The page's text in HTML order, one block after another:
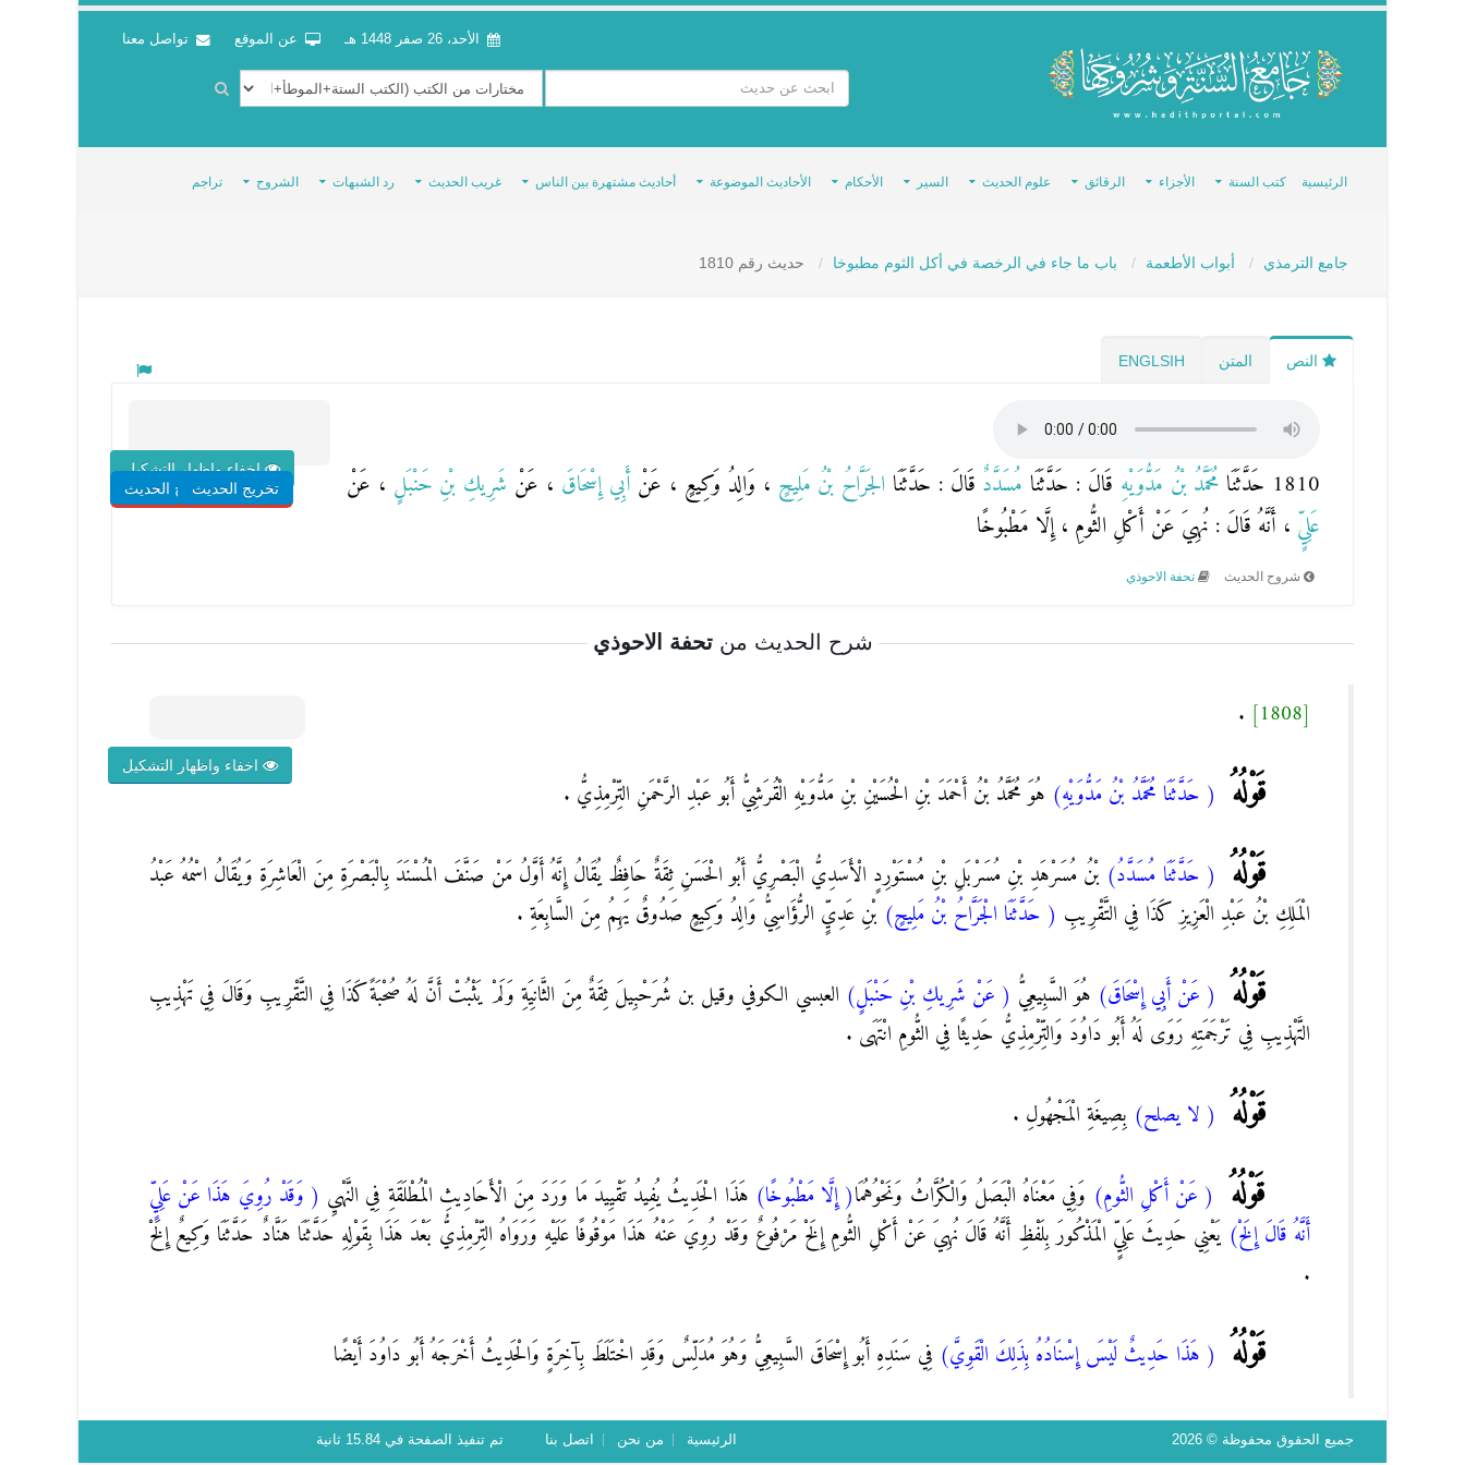
الأحد، 26 صفر 1448 هـ عن الموقع تواصل معنا
الرئيسية كتب السنة الأجزاء الرقائق علوم الحديث السير الأحكام الأحاديث الموضوعة أحاديث مشتهرة بين الناس غريب الحديث رد الشبهات الشروح تراجم
جامع الترمذي أبواب الأطعمة باب ما جاء في الرخصة في أكل الثوم مطبوخا حديث رقم 1810
النص المتن ENGLSIH
1810 حَدَّثَنَا مُحَمَّدُ بْنُ مَدُّوَيْهِ قَالَ : حَدَّثَنَا مُسَدَّدٌ قَالَ : حَدَّثَنَا الجَرَّاحُ بْنُ مَلِيحٍ ، وَالِدُ وَكِيعٍ ، عَنْ أَبِي إِسْحَاقَ ، عَنْ شَرِيكِ بْنِ حَنْبَلٍ ، عَنْ
عَلِيٍّ ، أَنَّهُ قَالَ : نُهِيَ عَنْ أَكْلِ الثُّومِ ، إِلَّا مَطْبُوخًا
اخفاء واظهار التشكيل
تخريج الحديثشروح الحديث
شروح الحديث تحفة الاحوذي
شرح الحديث منتحفة الاحوذي
اخفاء واظهار التشكيل
[1808]
.
قَوْلُهُ ( حَدَّثَنَا مُحَمَّدُ بْنُ مَدُّوَيْهِ) هُوَ مُحَمَّدُ بْنُ أَحْمَدَ بْنِ الْحُسَيْنِ بْنِ مَدُّوَيْهِ الْقُرَشِيُّ أَبُو عَبْدِ الرَّحْمَنِ التِّرْمِذِيُّ .
قَوْلُهُ ( حَدَّثَنَا مُسَدَّدُ) بْنُ مُسَرْهَدِ بْنِ مُسَرْبَلِ بْنِ مُسْتَوْرِدٍ الْأَسَدِيُّ الْبَصْرِيُّ أَبُو الْحَسَنِ ثِقَةٌ حَافِظٌ يُقَالُ إِنَّهُ أَوَّلُ مَنْ صَنَّفَ الْمُسْنَدَ بِالْبَصْرَةِ مِنَ الْعَاشِرَةِ وَيُقَالُ اسْمُهُ عَبْدُ
الْمَلِكِ بْنُ عَبْدِ الْعَزِيزِ كَذَا فِي التَّقْرِيبِ ( حَدَّثَنَا الْجَرَّاحُ بْنُ مَلِيحٍ) بْنِ عَدِيٍّ الرُّؤَاسِيُّ وَالِدُ وَكِيعٍ صَدُوقٌ يَهِمُ مِنَ السَّابِعَةِ .
قَوْلُهُ ( عَنْ أَبِي إِسْحَاقَ) هُوَ السَّبِيعِيُّ ( عَنْ شَرِيكِ بْنِ حَنْبَلٍ) العبسي الكوفي وقيل بن شُرَحْبِيلَ ثِقَةٌ مِنَ الثَّانِيَةِ وَلَمْ يَثْبُتْ أَنَّ لَهُ صُحْبَةً كَذَا فِي التَّقْرِيبِ وَقَالَ فِي تَهْذِيبِ
التَّهْذِيبِ فِي تَرْجَمَتِهِ رَوَى لَهُ أَبُو دَاوُدَ وَالتِّرْمِذِيُّ حَدِيثًا فِي الثُّومِ انْتَهَى .
قَوْلُهُ ( لا يصلح) بِصِيغَةِ الْمَجْهُولِ .
قَوْلُهُ ( عَنْ أَكْلِ الثُّومِ) وَفِي مَعْنَاهُ الْبَصَلُ وَالْكُرَّاثُ وَنَحْوُهُمَا( إِلَّا مَطْبُوخًا) هَذَا الْحَدِيثُ يُفِيدُ تَقْيِيدَ مَا وَرَدَ مِنَ الْأَحَادِيثِ الْمُطْلَقَةِ فِي النَّهْيِ ( وَقَدْ رُوِيَ هَذَا عَنْ عَلِيٍّ
أَنَّهُ قَالَ إِلَخْ) يَعْنِي حَدِيثَ عَلِيٍّ الْمَذْكُورَ بِلَفْظِ أَنَّهُ قَالَ نُهِيَ عَنْ أَكْلِ الثُّومِ إِلَخْ مَرْفُوعٌ وَقَدْ رُوِيَ عَنْهُ هَذَا مَوْقُوفًا عَلَيْهِ وَرَوَاهُ التِّرْمِذِيُّ بَعْدَ هَذَا بِقَوْلِهِ حَدَّثَنَا هَنَّادٌ حَدَّثَنَا وَكِيعٌ إِلَخْ
.
قَوْلُهُ ( هَذَا حَدِيثٌ لَيْسَ إِسْنَادُهُ بِذَلِكَ الْقَوِيَّ) فِي سَنَدِهِ أَبُو إِسْحَاقَ السَّبِيعِيُّ وَهُوَ مُدَلِّسٌ وَقَدِ اخْتَلَطَ بِآخِرَةٍ وَالْحَدِيثُ أَخْرَجَهُ أَبُو دَاوُدَ أَيْضًا
جميع الحقوق محفوظة © 2026 الرئيسية من نحن اتصل بنا تم تنفيذ الصفحة في 15.84 ثانية